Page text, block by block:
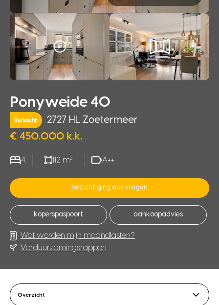
Ponyweide 40
Verkocht
2727 HL Zoetermeer
€ 450.000 k.k.
4 112 m2 A++
bezichtiging aanvragen
koperspaspoort aankoopadvies
Wat worden mijn maandlasten?
Verduurzamingsrapport
Overzicht